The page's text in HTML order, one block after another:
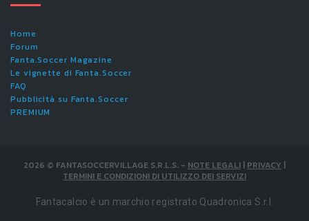
Home
Forum
Fanta.Soccer Magazine
Le vignette di Fanta.Soccer
FAQ
Pubblicità su Fanta.Soccer
PREMIUM
2026 © FANTASOCCERVILLAGE S.R.L.S. - NOTE LEGALI | PRIVACY |
TERMINI E CONDIZIONI DI UTILIZZO DEI SERVIZI
Fantacalcio è un marchio registrato Quadronica S.r.l.